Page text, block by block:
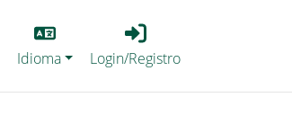
Lang
Idioma
Login_Registro
Login/Registro